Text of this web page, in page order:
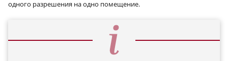
одного разрешения на одно помещение.